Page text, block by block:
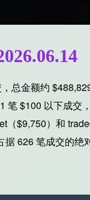
总金额约
笔 $100 以下成交
$9,750）和
626 笔成交的绝